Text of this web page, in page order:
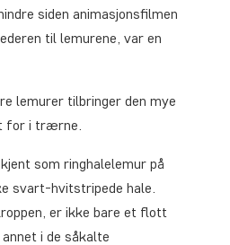
siden animasjonsfilmen
til lemurene, var en
lemurer tilbringer den mye
for i trærne.
som ringhalelemur på
svart-hvitstripede hale.
er ikke bare et flott
i de såkalte